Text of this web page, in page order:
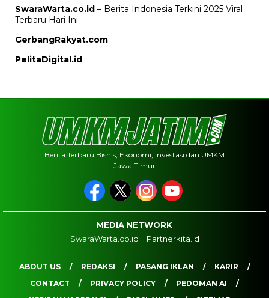
SwaraWarta.co.id – Berita Indonesia Terkini 2025 Viral
Terbaru Hari Ini
GerbangRakyat.com
PelitaDigital.id
Berita Terbaru Bisnis, Ekonomi, Investasi dan UMKM
Jawa Timur
MEDIA NETWORK
SwaraWarta.co.id
Partnerkita.id
ABOUT US REDAKSI PASANG IKLAN
KARIR
CONTACT
PRIVACY POLICY
PEDOMAN AI